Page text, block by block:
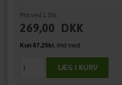
Pris ved 1 Stk
269,00 DKK